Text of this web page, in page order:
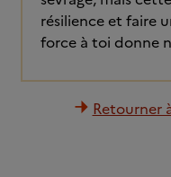
résilience et faire
force à toi donne
Retourner